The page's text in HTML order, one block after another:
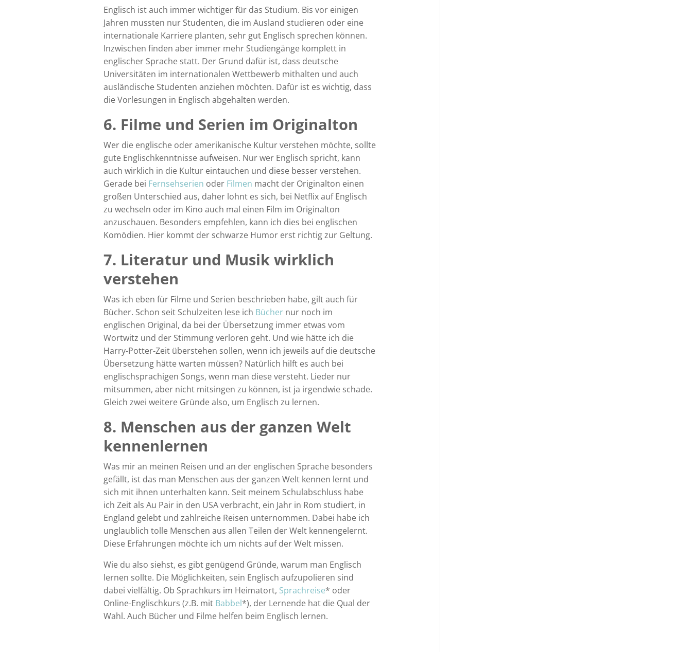
Englisch ist auch immer wichtiger für das Studium. Bis vor einigen
Jahren mussten nur Studenten, die im Ausland studieren oder eine
internationale Karriere planten, sehr gut Englisch sprechen können.
Inzwischen finden aber immer mehr Studiengänge komplett in
englischer Sprache statt. Der Grund dafür ist, dass deutsche
Universitäten im internationalen Wettbewerb mithalten und auch
ausländische Studenten anziehen möchten. Dafür ist es wichtig, dass
die Vorlesungen in Englisch abgehalten werden.
6. Filme und Serien im Originalton
Wer die englische oder amerikanische Kultur verstehen möchte, sollte
gute Englischkenntnisse aufweisen. Nur wer Englisch spricht, kann
auch wirklich in die Kultur eintauchen und diese besser verstehen.
Gerade bei Fernsehserien oder Filmen macht der Originalton einen
großen Unterschied aus, daher lohnt es sich, bei Netflix auf Englisch
zu wechseln oder im Kino auch mal einen Film im Originalton
anzuschauen. Besonders empfehlen, kann ich dies bei englischen
Komödien. Hier kommt der schwarze Humor erst richtig zur Geltung.
7. Literatur und Musik wirklich
verstehen
Was ich eben für Filme und Serien beschrieben habe, gilt auch für
Bücher. Schon seit Schulzeiten lese ich Büchernur noch im
englischen Original, da bei der Übersetzung immer etwas vom
Wortwitz und der Stimmung verloren geht. Und wie hätte ich die
Harry-Potter-Zeit überstehen sollen, wenn ich jeweils auf die deutsche
Übersetzung hätte warten müssen? Natürlich hilft es auch bei
englischsprachigen Songs, wenn man diese versteht. Lieder nur
mitsummen, aber nicht mitsingen zu können, ist ja irgendwie schade.
Gleich zwei weitere Gründe also, um Englisch zu lernen.
8. Menschen aus der ganzen Welt
kennenlernen
Was mir an meinen Reisen und an der englischen Sprache besonders
gefällt, ist das man Menschen aus der ganzen Welt kennen lernt und
sich mit ihnen unterhalten kann. Seit meinem Schulabschluss habe
ich Zeit als Au Pair in den USA verbracht, ein Jahr in Rom studiert, in
England gelebt und zahlreiche Reisen unternommen. Dabei habe ich
unglaublich tolle Menschen aus allen Teilen der Welt kennengelernt.
Diese Erfahrungen möchte ich um nichts auf der Welt missen.
Wie du also siehst, es gibt genügend Gründe, warum man Englisch
lernen sollte. Die Möglichkeiten, sein Englisch aufzupolieren sind
dabei vielfältig. Ob Sprachkurs im Heimatort, Sprachreise* oder
Online-Englischkurs (z.B. mit Babbel*), der Lernende hat die Qual der
Wahl. Auch Bücher und Filme helfen beim Englisch lernen.